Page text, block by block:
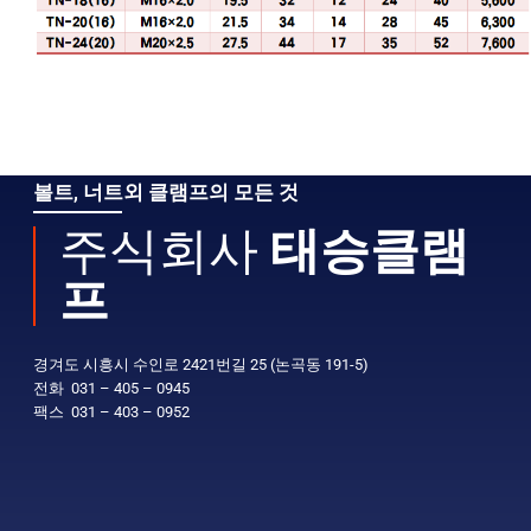
볼트, 너트외 클램프의 모든 것
주식회사 태승클램
프
경겨도 시흥시 수인로 2421번길 25 (논곡동 191-5)
전화 031 – 405 – 0945
팩스 031 – 403 – 0952